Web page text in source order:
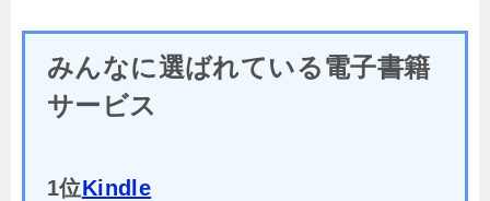
みんなに選ばれている電子書籍
サービス
1位Kindle